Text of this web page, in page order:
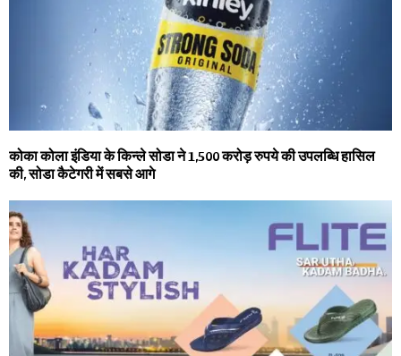
कोका कोला इंडिया के किन्ले सोडा ने 1,500 करोड़ रुपये की उपलब्धि हासिल
की, सोडा कैटेगरी में सबसे आगे